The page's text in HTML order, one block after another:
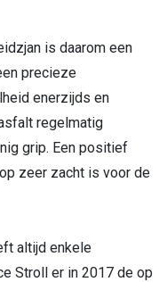
is daarom een
precieze
enerzijds en
regelmatig
grip. Een positief
zeer zacht is voor de
altijd enkele
Stroll er in 2017 de op